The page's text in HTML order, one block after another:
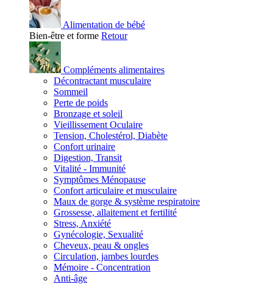
Alimentation de bébé
Bien-être et forme Retour
Compléments alimentaires
Décontractant musculaire
Sommeil
Perte de poids
Bronzage et soleil
Vieillissement Oculaire
Tension, Cholestérol, Diabète
Confort urinaire
Digestion, Transit
Vitalité - Immunité
Symptômes Ménopause
Confort articulaire et musculaire
Maux de gorge & système respiratoire
Grossesse, allaitement et fertilité
Stress, Anxiété
Gynécologie, Sexualité
Cheveux, peau & ongles
Circulation, jambes lourdes
Mémoire - Concentration
Anti-âge